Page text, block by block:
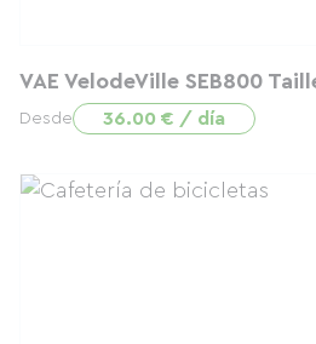
VAE VelodeVille SEB800
Desde 36.00 € / día